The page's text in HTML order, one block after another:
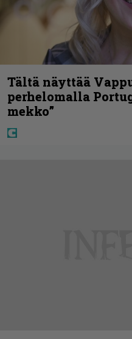
Tältä näyttää
perhelomalla
mekko”